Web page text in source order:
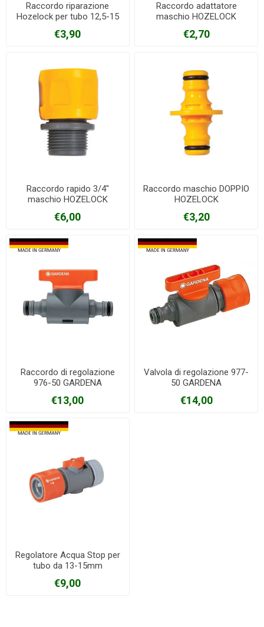
Raccordo riparazione
Hozelock per tubo 12,5-15
€3,90
Raccordo adattatore
maschio HOZELOCK
€2,70
Raccordo rapido 3/4"
maschio HOZELOCK
€6,00
Raccordo maschio DOPPIO
HOZELOCK
€3,20
Raccordo di regolazione
976-50 GARDENA
€13,00
Valvola di regolazione 977-
50 GARDENA
€14,00
Regolatore Acqua Stop per
tubo da 13-15mm
€9,00